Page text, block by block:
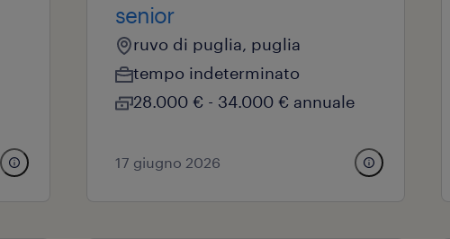
senior
ruvo di puglia, puglia
tempo indeterminato
28.000 € - 34.000 € annuale
17 giugno 2026